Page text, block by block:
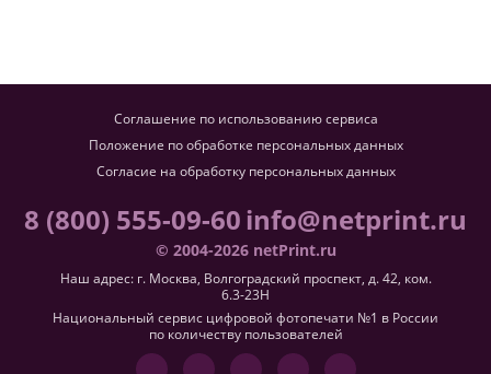
Соглашение по использованию сервиса
Положение по обработке персональных данных
Согласие на обработку персональных данных
8 (800) 555-09-60info@netprint.ru
© 2004-2026 netPrint.ru
Наш адрес: г. Москва, Волгоградский проспект, д. 42, ком.
6.3-23H
Национальный сервис цифровой фотопечати №1 в России
по количеству пользователей